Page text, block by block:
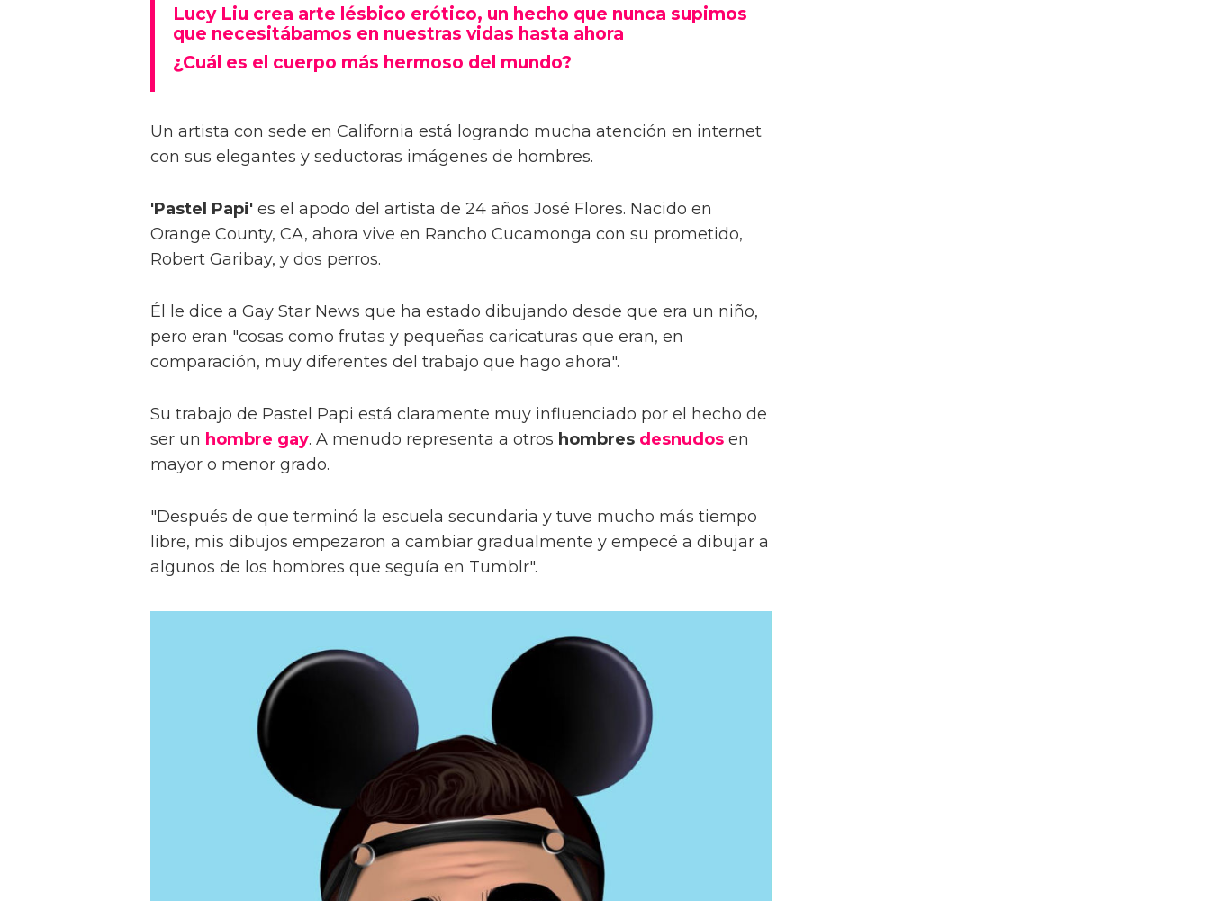
Lucy Liu crea arte lésbico erótico, un hecho que nunca supimos
que necesitábamos en nuestras vidas hasta ahora
¿Cuál es el cuerpo más hermoso del mundo?
Un artista con sede en California está logrando mucha atención en internet
con sus elegantes y seductoras imágenes de hombres.
'Pastel Papi' es el apodo del artista de 24 años José Flores. Nacido en
Orange County, CA, ahora vive en Rancho Cucamonga con su prometido,
Robert Garibay, y dos perros.
Él le dice a Gay Star News que ha estado dibujando desde que era un niño,
pero eran "cosas como frutas y pequeñas caricaturas que eran, en
comparación, muy diferentes del trabajo que hago ahora".
Su trabajo de Pastel Papi está claramente muy influenciado por el hecho de
ser un hombre gay. A menudo representa a otros hombres desnudos en
mayor o menor grado.
"Después de que terminó la escuela secundaria y tuve mucho más tiempo
libre, mis dibujos empezaron a cambiar gradualmente y empecé a dibujar a
algunos de los hombres que seguía en Tumblr".